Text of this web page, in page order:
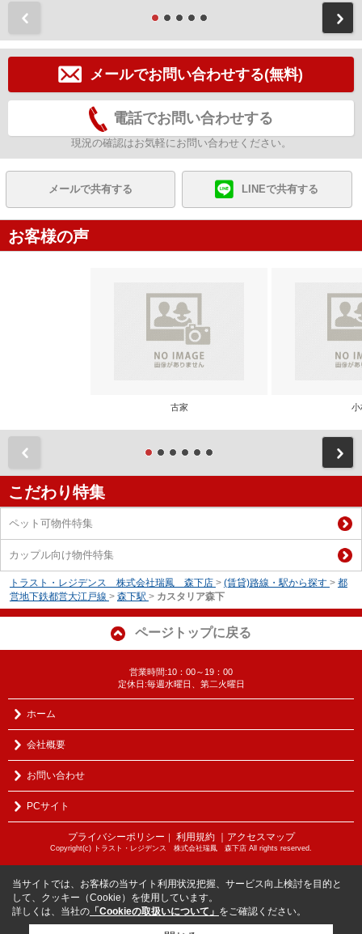
メールでお問い合わせする(無料)
電話でお問い合わせする
現況の確認はお気軽にお問い合わせください。
メールで共有する LINEで共有する
お客様の声
古家 小
こだわり特集
ペット可物件特集
カップル向け物件特集
トラスト・レジデンス 株式会社瑞鳳 森下店 > (賃貸)路線・駅から探す > 都
営地下鉄都営大江戸線 > 森下駅 > カスタリア森下
ページトップに戻る
営業時間:10：00～19：00
定休日:毎週水曜日、第二火曜日
ホーム
会社概要
お問い合わせ
PCサイト
プライバシーポリシー 利用規約 ｜アクセスマップ
Copyright(c) トラスト・レジデンス 株式会社瑞鳳 森下店 All rights reserved.
当サイトでは、お客様の当サイト利用状況把握、サービス向上検討を目的と
して、クッキー（Cookie）を使用しています。
詳しくは、当社の 「Cookieの取扱いについて」 をご確認ください。